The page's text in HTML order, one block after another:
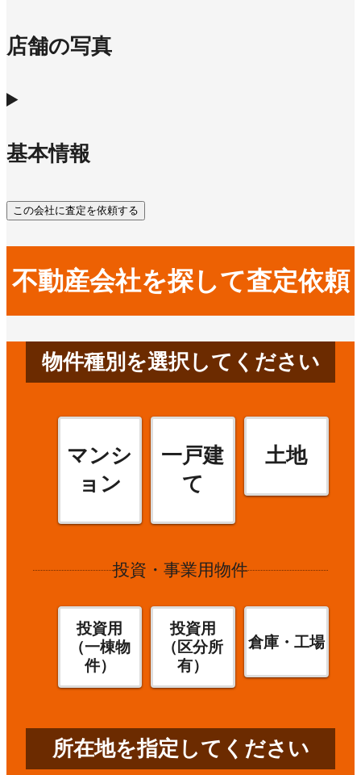
店舗の写真
基本情報
この会社に査定を依頼する
不動産会社を探して査定依頼
物件種別を選択してください
マンシ
ョン
一戸建
て
土地
投資・事業用物件
投資用
（一棟物
件）
投資用
（区分所
有）
倉庫・工場
所在地を指定してください